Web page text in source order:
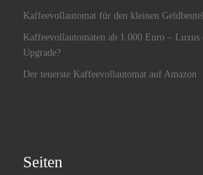
Kaffeevollautomat für den kleinen
Kaffeevollautomaten ab 1.000 Euro – Luxus
Upgrade?
Der teuerste Kaffeevollautomat auf Amazon
Seiten